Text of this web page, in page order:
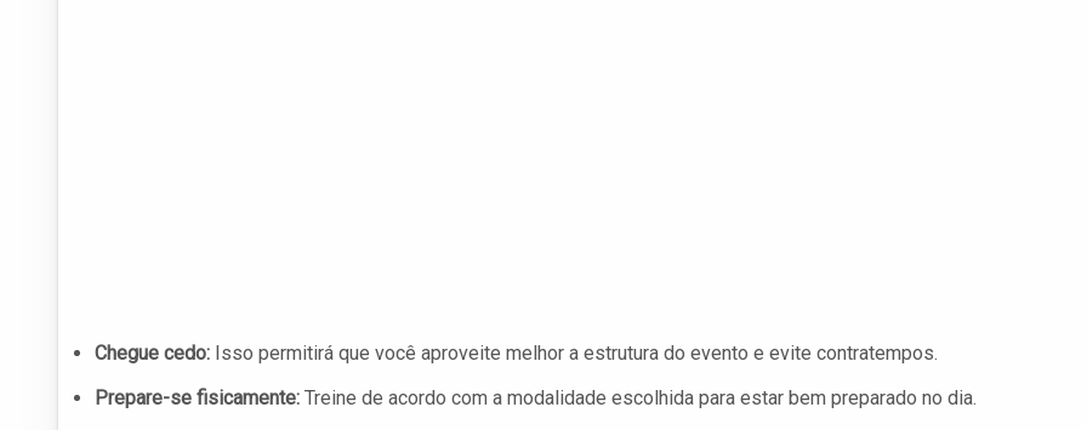
Chegue cedo: Isso permitirá que você aproveite melhor a estrutura do evento e evite contratempos.
Prepare-se fisicamente: Treine de acordo com a modalidade escolhida para estar bem preparado no dia.